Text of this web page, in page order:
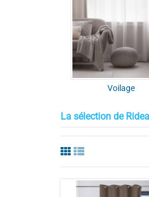
Voilage
La sélection de